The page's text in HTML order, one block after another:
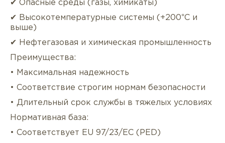
✔ Опасные среды (газы, химикаты)
✔ Высокотемпературные системы (+200°C и
выше)
✔ Нефтегазовая и химическая промышленность
Преимущества:
• Максимальная надежность
• Соответствие строгим нормам безопасности
• Длительный срок службы в тяжелых условиях
Нормативная база:
• Соответствует EU 97/23/EC (PED)